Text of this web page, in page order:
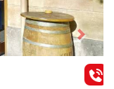
Next